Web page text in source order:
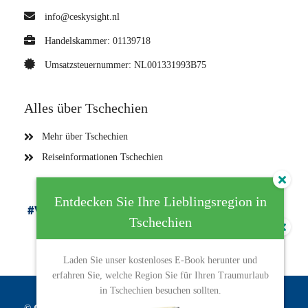
info@ceskysight.nl
Handelskammer: 01139718
Umsatzsteuernummer: NL001331993B75
Alles über Tschechien
Mehr über Tschechien
Reiseinformationen Tschechien
Regionen: Erhalten Sie Ihre
persönliche Reiseführer
Entdecken Sie Ihre Lieblingsregion in
Tschechien
Laden Sie unser kostenloses E-Book herunter und
erfahren Sie, welche Region Sie für Ihren Traumurlaub
in Tschechien besuchen sollten.